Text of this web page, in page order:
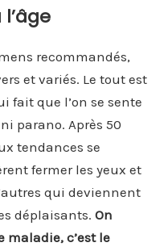
recommandés,
et variés. Le tout est
fait que l’on se sente
parano. Après 50
tendances se
fermer les yeux et
qui deviennent
déplaisants. On
maladie, c’est le